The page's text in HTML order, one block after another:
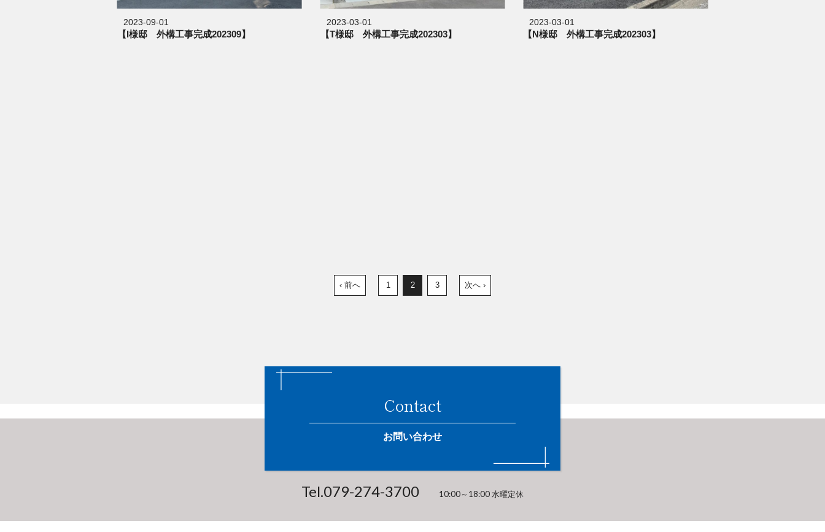
2023-09-01
【I様邸 外構工事完成202309】
2023-03-01
【T様邸 外構工事完成202303】
2023-03-01
【N様邸 外構工事完成202303】
‹ 前へ 1 2 3 次へ ›
Contact
お問い合わせ
Tel.079-274-3700 10:00～18:00 水曜定休